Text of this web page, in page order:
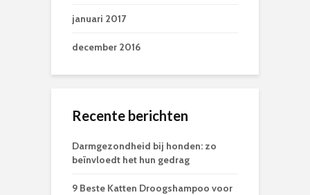
januari 2017
december 2016
Recente berichten
Darmgezondheid bij honden: zo
beïnvloedt het hun gedrag
9 Beste Katten Droogshampoo voor